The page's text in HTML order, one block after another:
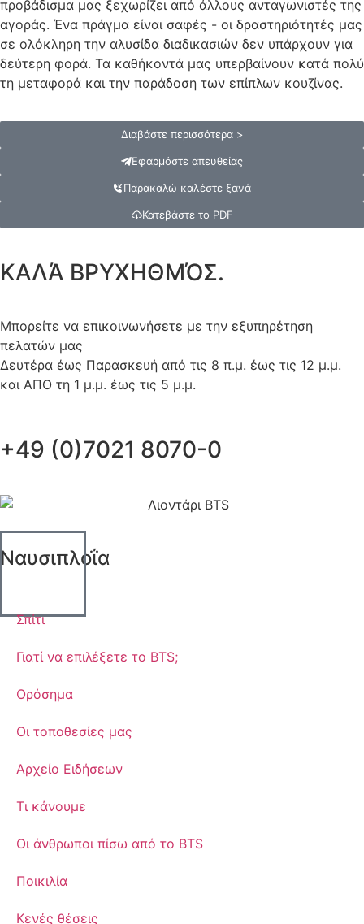
προβάδισμα μας ξεχωρίζει από άλλους ανταγωνιστές της
αγοράς. Ένα πράγμα είναι σαφές - οι δραστηριότητές μας
σε ολόκληρη την αλυσίδα διαδικασιών δεν υπάρχουν για
δεύτερη φορά. Τα καθήκοντά μας υπερβαίνουν κατά πολύ
τη μεταφορά και την παράδοση των επίπλων κουζίνας.
Διαβάστε περισσότερα >
Εφαρμόστε απευθείας
Παρακαλώ καλέστε ξανά
Κατεβάστε το PDF
ΚΑΛΆ ΒΡΥΧΗΘΜΌΣ.
Μπορείτε να επικοινωνήσετε με την εξυπηρέτηση
πελατών μας
Δευτέρα έως Παρασκευή από τις 8 π.μ. έως τις 12 μ.μ.
και ΑΠΟ τη 1 μ.μ. έως τις 5 μ.μ.
+49 (0)7021 8070-0
Ναυσιπλοΐα
Σπίτι
Γιατί να επιλέξετε το BTS;
Ορόσημα
Οι τοποθεσίες μας
Αρχείο Ειδήσεων
Τι κάνουμε
Οι άνθρωποι πίσω από το BTS
Ποικιλία
Κενές θέσεις